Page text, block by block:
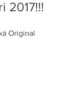
2017!!!
Original